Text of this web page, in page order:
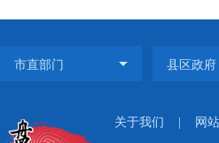
关于我们 网